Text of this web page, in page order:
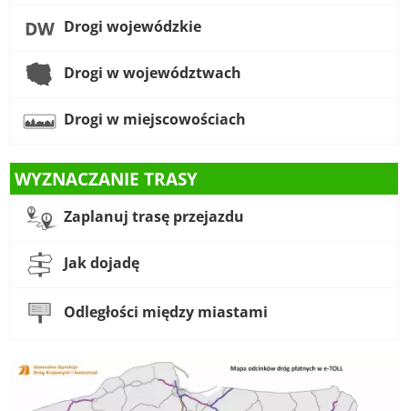
Drogi wojewódzkie
Drogi w województwach
Drogi w miejscowościach
WYZNACZANIE TRASY
Zaplanuj trasę przejazdu
Jak dojadę
Odległości między miastami